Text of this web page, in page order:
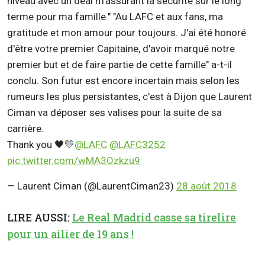
terme pour ma famille." "Au LAFC et aux fans, ma
gratitude et mon amour pour toujours. J'ai été honoré
d'être votre premier Capitaine, d'avoir marqué notre
premier but et de faire partie de cette famille" a-t-il
conclu. Son futur est encore incertain mais selon les
rumeurs les plus persistantes, c'est à Dijon que Laurent
Ciman va déposer ses valises pour la suite de sa
carrière.
Thank you 🖤💛⁦@LAFC @LAFC3252
pic.twitter.com/wMA3Ozkzu9
— Laurent Ciman (@LaurentCiman23) 28 août 2018
LIRE AUSSI: Le Real Madrid casse sa tirelire
pour un ailier de 19 ans !